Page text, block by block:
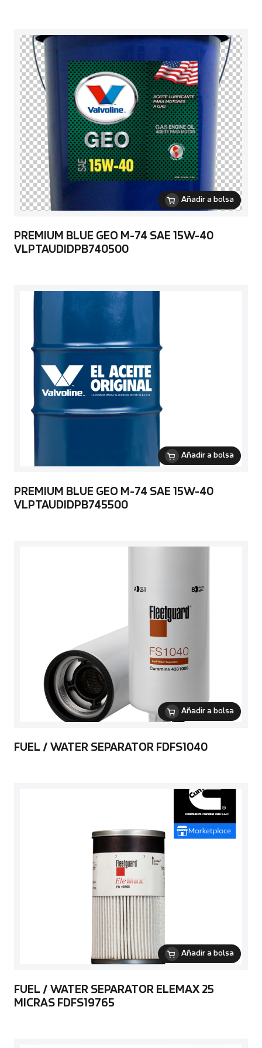
Añadir a bolsa
PREMIUM BLUE GEO M-74 SAE 15W-40
VLPTAUDIDPB740500
Añadir a bolsa
PREMIUM BLUE GEO M-74 SAE 15W-40
VLPTAUDIDPB745500
Añadir a bolsa
FUEL / WATER SEPARATOR FDFS1040
Añadir a bolsa
FUEL / WATER SEPARATOR ELEMAX 25
MICRAS FDFS19765